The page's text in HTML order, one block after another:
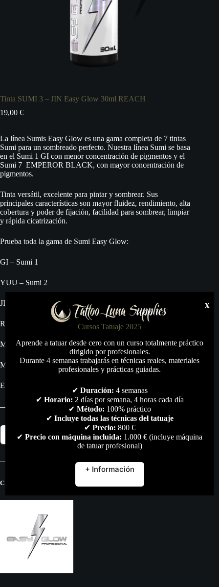
Tinta SUMI 3 – JIN Easy Glow 30ml REACH
19,00 €
La línea Sumis Easy Glow es una gama completa de 7 tintas
Sumi para un sombreado perfecto. Nuestra línea Sumi se basa
en el Sumi 1 GI con menor concentración de pigmentos y el
Sumi 7 EMPEROR BLACK, con mayor concentración de
pigmentos.
Tinta versátil, excelente para pintar y sombrear. Sus
principales características son mayor fluidez, rendimiento, alta
cobertura y poder de fijación, facilidad para sombrear, limpiar
y rápida cicatrización.
Prueba toda la gama de Sumi Easy Glow:
GI – Sumi 1
YUU – Sumi 2
JIN – Sumi 3
REI – Sumi 4
MAKOTO – Sumi 5
MEIYO – Sumi 6
EMPEROR BLACK – Sumi 7
Tinta
3
JIN
30ml
Añadir al carrito
CATEGORÍAS: PIGMENTOS
Cursos Tatuaje 2025
Aprende a tatuar desde cero con un curso totalmente práctico
dirigido por profesionales.
Durante 4 semanas trabajarás en técnicas reales, materiales
profesionales y prácticas guiadas.
✔ Duración: 4 semanas
✔ Horario: 2 días por semana, 4 horas cada día
✔ Método: 100% práctico
✔ Incluye todas las técnicas del tatuaje
✔ Precio: 800 €
✔ Precio con máquina incluida: 1.000 € (incluye máquina
de tatuar profesional)
+ Información
x